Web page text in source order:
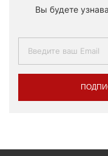
Вы будете